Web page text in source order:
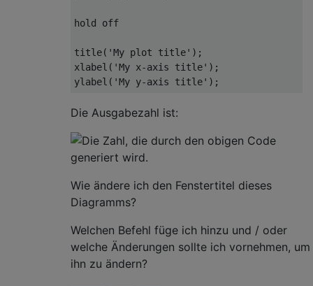
hold off
title( 'My plot title' );
xlabel( 'My x-axis title' );
ylabel( 'My y-axis title'
Die Ausgabezahl ist:
Wie ändere ich den Fenstertitel dieses
Diagramms?
Welchen Befehl füge ich hinzu und / oder
welche Änderungen sollte ich vornehmen, um
ihn zu ändern?